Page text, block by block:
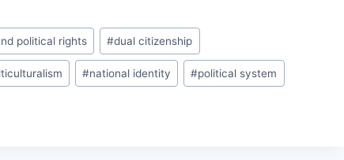
political rights #dual citizenship
#national identity #political system